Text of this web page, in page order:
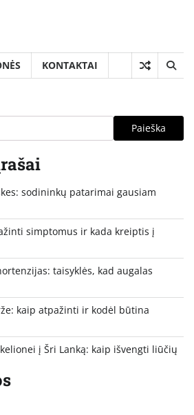
KONTAKTAI
Paieška
sodininkų patarimai gausiam
simptomus ir kada kreiptis į
taisyklės, kad augalas
kaip atpažinti ir kodėl būtina
į Šri Lanką: kaip išvengti liūčių